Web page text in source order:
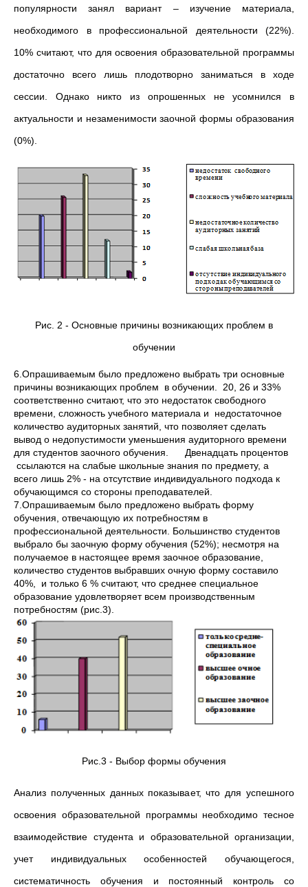
популярности занял вариант – изучение материала,
необходимого в профессиональной деятельности (22%).
10% считают, что для освоения образовательной программы
достаточно всего лишь плодотворно заниматься в ходе
сессии. Однако никто из опрошенных не усомнился в
актуальности и незаменимости заочной формы образования
(0%).
Рис. 2 - Основные причины возникающих проблем в
обучении
6.Опрашиваемым было предложено выбрать три основные
причины возникающих проблем в обучении. 20, 26 и 33%
соответственно считают, что это недостаток свободного
времени, сложность учебного материала и недостаточное
количество аудиторных занятий, что позволяет сделать
вывод о недопустимости уменьшения аудиторного времени
для студентов заочного обучения. Двенадцать процентов
ссылаются на слабые школьные знания по предмету, а
всего лишь 2% - на отсутствие индивидуального подхода к
обучающимся со стороны преподавателей.
7.Опрашиваемым было предложено выбрать форму
обучения, отвечающую их потребностям в
профессиональной деятельности. Большинство студентов
выбрало бы заочную форму обучения (52%); несмотря на
получаемое в настоящее время заочное образование,
количество студентов выбравших очную форму составило
40%, и только 6 % считают, что среднее специальное
образование удовлетворяет всем производственным
потребностям (рис.3).
Рис.3 - Выбор формы обучения
Анализ полученных данных показывает, что для успешного
освоения образовательной программы необходимо тесное
взаимодействие студента и образовательной организации,
учет индивидуальных особенностей обучающегося,
систематичность обучения и постоянный контроль со